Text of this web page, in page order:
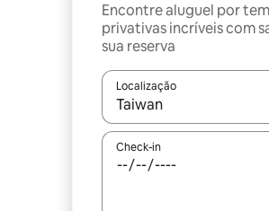
Encontre aluguel por
privativas incríveis com
sua reserva
Localização
Quando os resultados
Check-in